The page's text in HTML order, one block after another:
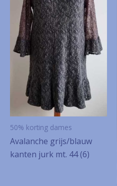
50% korting dames
Avalanche grijs/blauw
kanten jurk mt. 44 (6)